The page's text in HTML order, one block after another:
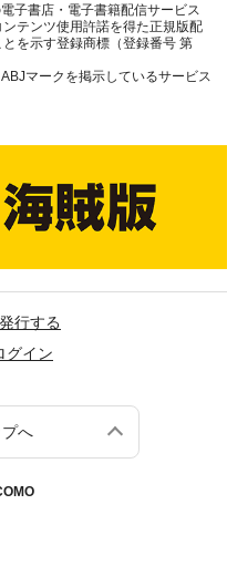
子書店・電子書籍配信サービス
テンツ使用許諾を得た正規版配
を示す登録商標（登録番号 第
マークを掲示しているサービス
行する
グイン
へ